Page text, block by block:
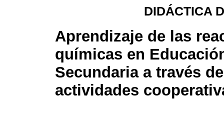
DIDÁCTICA
Aprendizaje de las
químicas en
Secundaria a través de
actividades